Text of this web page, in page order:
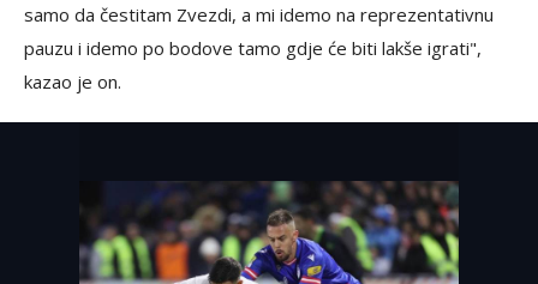
samo da čestitam Zvezdi, a mi idemo na reprezentativnu
pauzu i idemo po bodove tamo gdje će biti lakše igrati",
kazao je on.